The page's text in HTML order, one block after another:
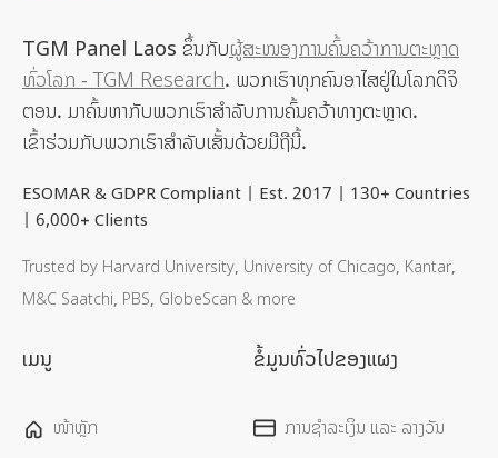
TGM Panel Laosຂຶ້ນກັບຜູ້ສະໜອງການຄົ້ນຄວ້າການຕະຫຼາດ
ທົ່ວໂລກ - TGM Research. ພວກເຮົາທຸກຄົນອາໄສຢູ່ໃນໂລກດິຈິ
ຕອນ. ມາຄົ້ນຫາກັບພວກເຮົາສຳລັບການຄົ້ນຄວ້າທາງຕະຫຼາດ.
ເຂົ້າຮ່ວມກັບພວກເຮົາສໍາລັບເສັ້ນດ້ວຍມືຖືນີ້.
ESOMAR & GDPR Compliant | Est. 2017 | 130+ Countries
| 6,000+ Clients
Trusted by Harvard University, University of Chicago, Kantar,
M&C Saatchi, PBS, GlobeScan & more
ເມນູ
ໜ້າຫຼັກ
ຂໍ້ມູນທົ່ວໄປຂອງແຜງ
ການຊຳລະເງິນ ແລະ ລາງວັນ